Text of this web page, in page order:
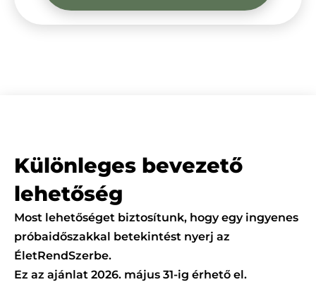
Különleges bevezető
lehetőség
Most lehetőséget biztosítunk, hogy egy ingyenes
próbaidőszakkal betekintést nyerj az
ÉletRendSzerbe.
Ez az ajánlat 2026. május 31-ig érhető el.